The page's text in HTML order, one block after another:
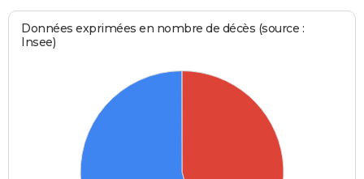
Données exprimées en nombre de décès (source :
Insee)